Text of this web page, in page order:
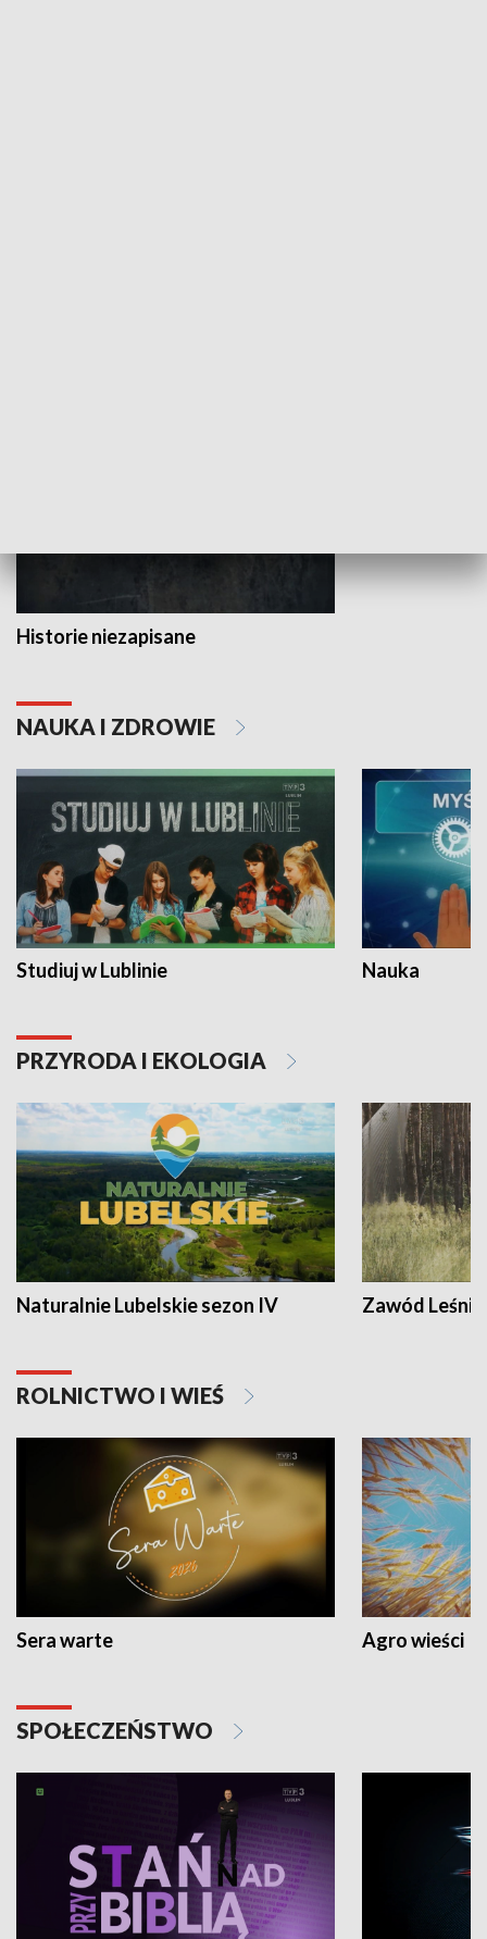
Historie niezapisane
NAUKA I ZDROWIE
Studiuj w Lublinie Nauka
PRZYRODA I EKOLOGIA
Naturalnie Lubelskie sezon IV Zawód Leśnik
ROLNICTWO I WIEŚ
Sera warte Agro wieści
SPOŁECZEŃSTWO